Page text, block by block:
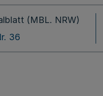
(MBL. NRW)
36